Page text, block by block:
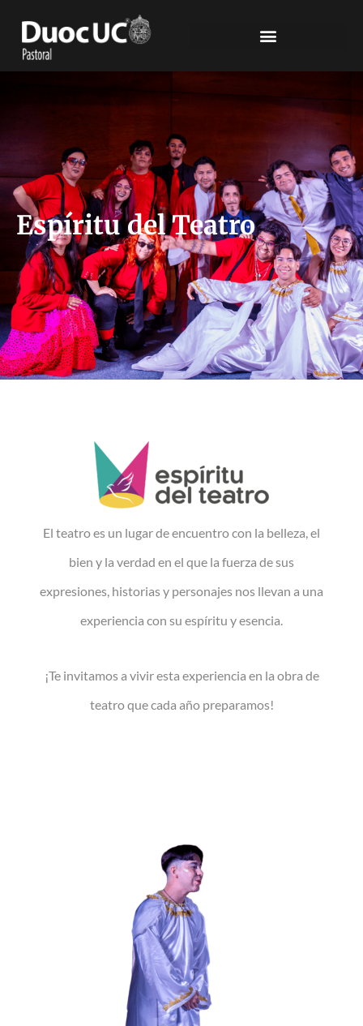
Espíritu del Teatro
El teatro es un lugar de encuentro con la belleza, el
bien y la verdad en el que la fuerza de sus
expresiones, historias y personajes nos llevan a una
experiencia con su espíritu y esencia.
¡Te invitamos a vivir esta experiencia en la obra de
teatro que cada año preparamos!